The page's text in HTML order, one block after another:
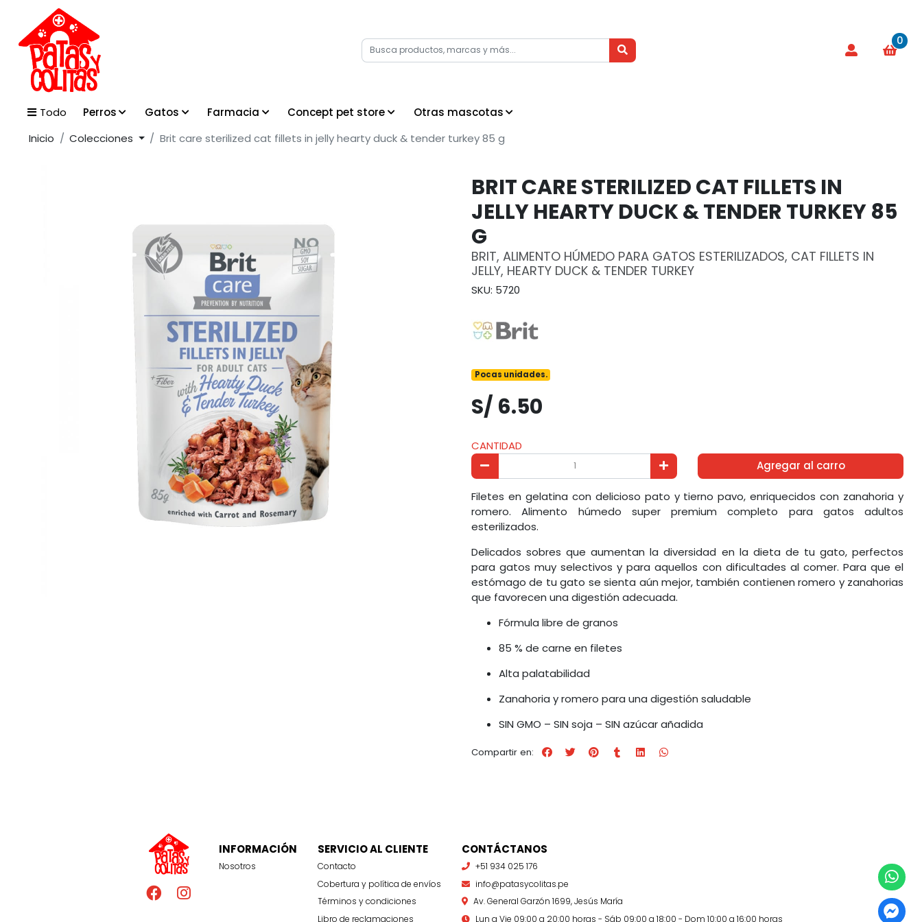
0
Todo Perros Gatos Farmacia Concept pet store
Otras mascotas
Inicio
Colecciones Brit care sterilized cat fillets in jelly hearty duck & tender turkey 85 g
BRIT CARE STERILIZED CAT FILLETS IN
JELLY HEARTY DUCK & TENDER TURKEY 85
G
BRIT, ALIMENTO HÚMEDO PARA GATOS ESTERILIZADOS, CAT FILLETS IN
JELLY, HEARTY DUCK & TENDER TURKEY
SKU: 5720
Pocas unidades.
S/ 6.50
CANTIDAD
Agregar al carro
Filetes en gelatina con delicioso pato y tierno pavo, enriquecidos con zanahoria y
romero. Alimento húmedo super premium completo para gatos adultos
esterilizados.
Delicados sobres que aumentan la diversidad en la dieta de tu gato, perfectos
para gatos muy selectivos y para aquellos con dificultades al comer. Para que el
estómago de tu gato se sienta aún mejor, también contienen romero y zanahorias
que favorecen una digestión adecuada.
Fórmula libre de granos
85 % de carne en filetes
Alta palatabilidad
Zanahoria y romero para una digestión saludable
SIN GMO – SIN soja – SIN azúcar añadida
Compartir en:
INFORMACIÓN
Nosotros
SERVICIO AL CLIENTE
Contacto
Cobertura y política de envíos
Términos y condiciones
Libro de reclamaciones
CONTÁCTANOS
+51 934 025 176
info@patasycolitas.pe
Av. General Garzón 1699, Jesús María
Lun a Vie 09:00 a 20:00 horas - Sáb 09:00 a 18:00 - Dom 10:00 a 16:00 horas